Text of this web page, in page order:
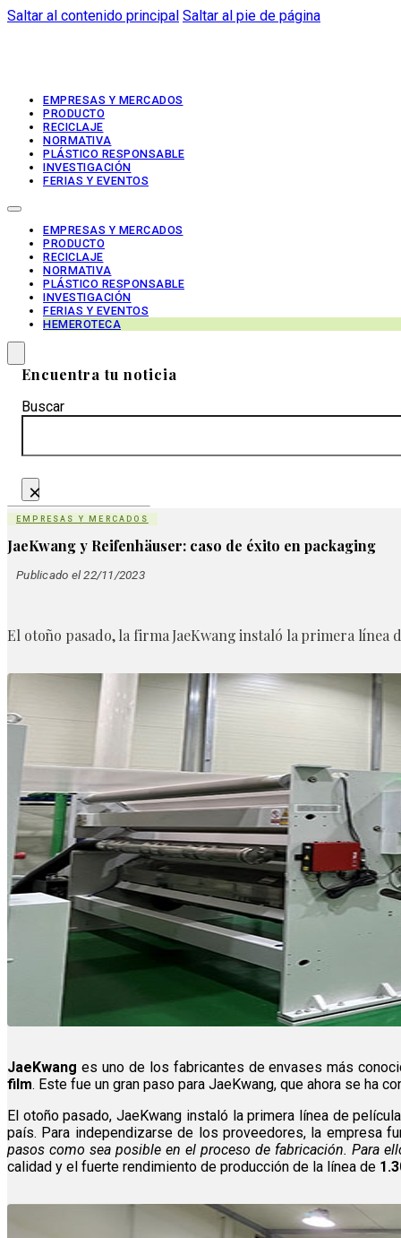
Saltar al contenido principal Saltar al pie de página
EMPRESAS Y MERCADOS
PRODUCTO
RECICLAJE
NORMATIVA
PLÁSTICO RESPONSABLE
INVESTIGACIÓN
FERIAS Y EVENTOS
EMPRESAS Y MERCADOS
PRODUCTO
RECICLAJE
NORMATIVA
PLÁSTICO RESPONSABLE
INVESTIGACIÓN
FERIAS Y EVENTOS
HEMEROTECA
Encuentra tu noticia
Buscar
×
EMPRESAS Y MERCADOS
JaeKwang y Reifenhäuser: caso de éxito en packaging
Publicado el 22/11/2023
El otoño pasado, la firma JaeKwang instaló la primera línea
JaeKwang es uno de los fabricantes de envases más
film. Este fue un gran paso para JaeKwang, que ahora se ha
El otoño pasado, JaeKwang instaló la primera línea de
país. Para independizarse de los proveedores, la empresa
pasos como sea posible en el proceso de fabricación. Para
calidad y el fuerte rendimiento de producción de la línea de